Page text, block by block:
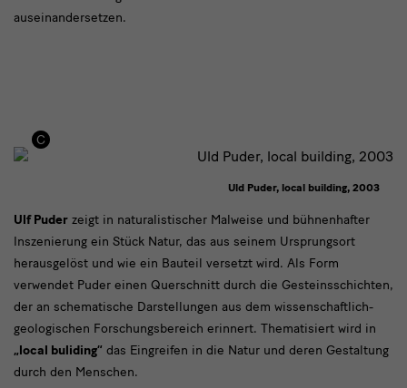
auseinandersetzen.
"Local
building"
von
Ulf
Puder
Ulf Puder zeigt in naturalistischer Malweise und bühnenhafter
Inszenierung ein Stück Natur, das aus seinem Ursprungsort
herausgelöst und wie ein Bauteil versetzt wird. Als Form
verwendet Puder einen Querschnitt durch die Gesteinsschichten,
der an schematische Darstellungen aus dem wissenschaftlich-
geologischen Forschungsbereich erinnert. Thematisiert wird in
„local buliding“ das Eingreifen in die Natur und deren Gestaltung
durch den Menschen.
Uld Puder, local building, 2003